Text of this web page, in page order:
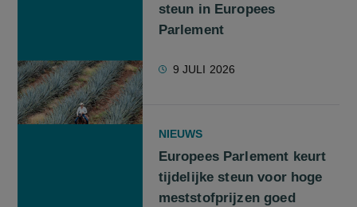
steun in Europees
Parlement
9 JULI 2026
NIEUWS
Europees Parlement keurt
tijdelijke steun voor hoge
meststofprijzen goed